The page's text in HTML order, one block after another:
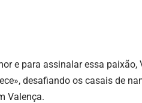
e para assinalar essa
desafiando os casais de
Valença.